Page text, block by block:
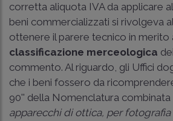
corretta aliquota IVA da applicare
beni commercializzati si rivolgeva
ottenere il parere tecnico in merito
classificazione merceologica
commento. Al riguardo, gli Uffici
che i beni fossero da
90'' della Nomenclatura combinata
apparecchi di ottica, per